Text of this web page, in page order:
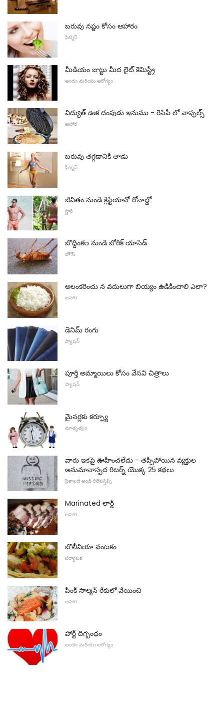
బరువు నష్టం కోసం ఆహారం
ఫిట్నెస్
మీడియం జుట్టు మీద లైట్ కెమిస్ట్రీ
అందం మరియు ఆరోగ్యం
విద్యుత్ ఊక దంపుడు ఇనుము - రెసిపీ లో వాఫ్ఫల్స్
ఆహార
బరువు తగ్గడానికి తాడు
ఫిట్నెస్
జీవితం నుండి క్రిస్టియానో ​​రోనాల్డో
స్టార్
బొద్దింకల నుండి బోరిక్ యాసిడ్
హౌస్
అలంకరించు న వదులుగా బియ్యం ఉడికించాలి ఎలా?
ఆహార
డెనిమ్ రంగు
ఫ్యాషన్
పూర్తి అమ్మాయిలు కోసం వేసవి చిత్రాలు
ఫ్యాషన్
మైనర్లకు కర్ఫ్యూ
మాతృత్వం
వారు ఇకపై ఊహించలేదు - తప్పిపోయిన వ్యక్తుల
అనుమానాస్పద రిటర్న్ యొక్క 25 కథలు
సైకాలజీ అండ్ రిలేషన్షిప్స్
Marinated లార్డ్
ఆహార
బొలీవియా వంటకం
పర్యాటక
పింక్ సాల్మన్ రేకులో వేయించి
ఆహార
హార్ట్ దిగ్బంధం
అందం మరియు ఆరోగ్యం